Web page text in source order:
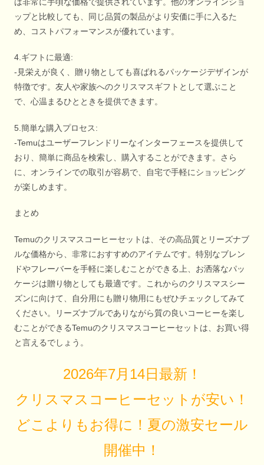
ップと比較しても、同じ品質の製品がより安価に手に入るた
め、コストパフォーマンスが優れています。
4.ギフトに最適:
-見栄えが良く、贈り物としても喜ばれるパッケージデザインが
特徴です。友人や家族へのクリスマスギフトとして選ぶこと
で、心温まるひとときを提供できます。
5.簡単な購入プロセス:
-Temuはユーザーフレンドリーなインターフェースを提供して
おり、簡単に商品を検索し、購入することができます。さら
に、オンラインでの取引が容易で、自宅で手軽にショッピング
が楽しめます。
まとめ
Temuのクリスマスコーヒーセットは、その高品質とリーズナブ
ルな価格から、非常におすすめのアイテムです。特別なブレン
ドやフレーバーを手軽に楽しむことができる上、お洒落なパッ
ケージは贈り物としても最適です。これからのクリスマスシー
ズンに向けて、自分用にも贈り物用にもぜひチェックしてみて
ください。リーズナブルでありながら質の良いコーヒーを楽し
むことができるTemuのクリスマスコーヒーセットは、お買い得
と言えるでしょう。
2026年7月14日最新！
クリスマスコーヒーセットが安い！
どこよりもお得に！夏の激安セール
開催中！